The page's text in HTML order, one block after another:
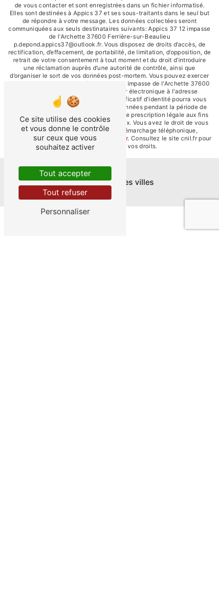
de vous contacter et sont enregistrées dans un fichier informatisé.
Elles sont destinées à Appics 37 et ses sous-traitants dans le seul but
de répondre à votre message. Les données collectées seront
communiquées aux seuls destinataires suivants: Appics 37 12 impasse
de l'Archette 37600 Ferrière-sur-Beaulieu
p.depond.appics37@outlook.fr. Vous disposez de droits d’accès, de
rectification, d’effacement, de portabilité, de limitation, d’opposition, de
retrait de votre consentement à tout moment et du droit d’introduire
une réclamation auprès d’une autorité de contrôle, ainsi que
d’organiser le sort de vos données post-mortem. Vous pouvez exercer
ces droits par voie postale à l'adresse 12 impasse de l'Archette 37600
Ferrière-sur-Beaulieu ou par courrier électronique à l'adresse
p.depond.appics37@outlook.fr. Un justificatif d'identité pourra vous
être demandé. Nous conservons vos données pendant la période de
prise de contact puis pendant la durée de prescription légale aux fins
probatoires et de gestion des contentieux. Vous avez le droit de vous
inscrire sur la liste d'opposition au démarchage téléphonique,
disponible à cette adresse:Bloctel.gouv.fr. Consultez le site cnil.fr pour
plus d’informations sur vos droits.
Nos interventions sur ces villes
Ce site utilise des cookies
et vous donne le contrôle
sur ceux que vous
souhaitez activer
Tout accepter
Tout refuser
Personnaliser